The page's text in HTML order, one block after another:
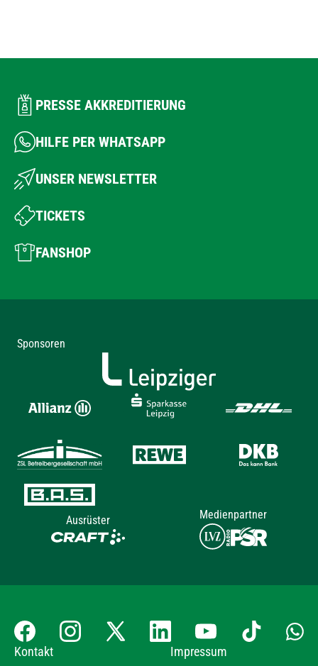
PRESSE AKKREDITIERUNG
HILFE PER WHATSAPP
UNSER NEWSLETTER
TICKETS
FANSHOP
Sponsoren
Ausrüster Medienpartner
Kontakt Impressum